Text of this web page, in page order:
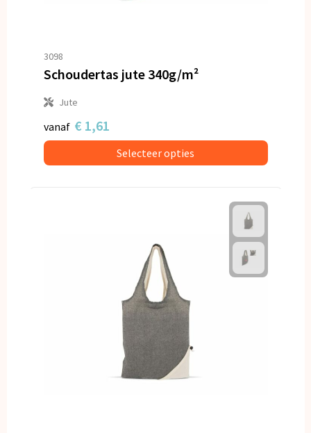
3098
Schoudertas jute 340g/m²
Jute
vanaf € 1,61
Selecteer opties